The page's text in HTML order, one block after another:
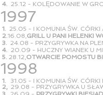
4. 25.12 - KOLĘDOWANIE W
1997
1. 25.05 - I KOMUNIA ŚW.
2.16.08,GRILL U PANI HELENKI
3. 24.08 - PRZYGRYWKA NA
4. 20.09 - HUCZNY WIANEK U
5. 28.12,OTWARCIE POMOSTU
1998
1. 31.05 - I KOMUNIA ŚW.
2, 29.08 - PRZYGRYWKA U